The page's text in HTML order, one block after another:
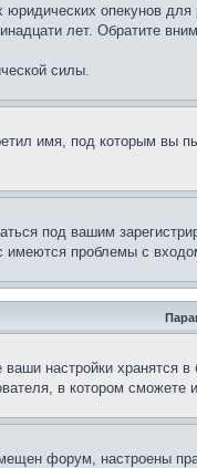
опекунов
лет. Обратите
силы.
имя, под которым вы
под вашим
имеются проблемы с
настройки
в котором сможете
форум, настроены